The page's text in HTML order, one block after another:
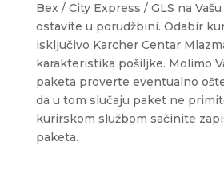
Bex / City Express / GLS na
ostavite u porudžbini. Odabir
isključivo Karcher Centar
karakteristika pošiljke. Molimo
paketa proverte eventualno
da u tom slučaju paket ne
kurirskom službom sačinite
paketa.